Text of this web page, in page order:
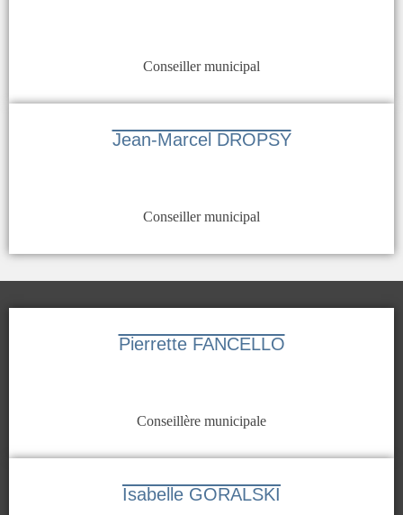
Conseiller municipal
Jean-Marcel DROPSY
Conseiller municipal
Pierrette FANCELLO
Conseillère municipale
Isabelle GORALSKI